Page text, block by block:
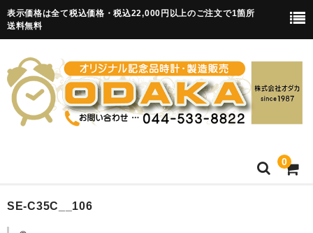
表示価格は全て税込価格・税込22,000円以上のご注文で1箇所
送料無料
0
HOME
SE-C35C__106